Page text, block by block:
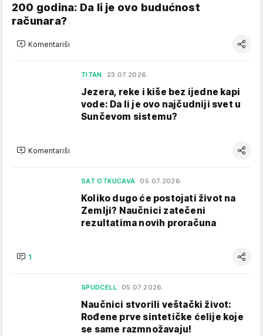
200 godina: Da li je ovo budućnost
računara?
Komentariši
TITAN 23.07.2026.
Jezera, reke i kiše bez ijedne kapi
vode: Da li je ovo najčudniji svet u
Sunčevom sistemu?
Komentariši
SAT OTKUCAVA 05.07.2026.
Koliko dugo će postojati život na
Zemlji? Naučnici zatečeni
rezultatima novih proračuna
1
SPUDCELL 05.07.2026.
Naučnici stvorili veštački život:
Rođene prve sintetičke ćelije koje
se same razmnožavaju!